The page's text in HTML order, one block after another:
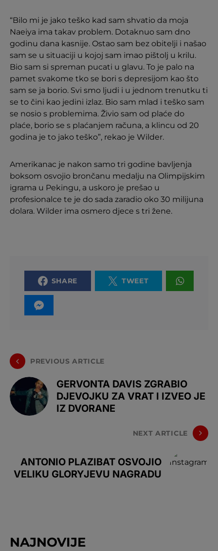
“Bilo mi je jako teško kad sam shvatio da moja
Naeiya ima takav problem. Dotaknuo sam dno
godinu dana kasnije. Ostao sam bez obitelji i našao
sam se u situaciji u kojoj sam imao pištolj u krilu.
Bio sam si spreman pucati u glavu. To je palo na
pamet svakome tko se bori s depresijom kao što
sam se ja borio. Svi smo ljudi i u jednom trenutku ti
se to čini kao jedini izlaz. Bio sam mlad i teško sam
se nosio s problemima. Živio sam od plaće do
plaće, borio se s plaćanjem računa, a klincu od 20
godina je to jako teško”, rekao je Wilder.
Amerikanac je nakon samo tri godine bavljenja
boksom osvojio brončanu medalju na Olimpijskim
igrama u Pekingu, a uskoro je prešao u
profesionalce te je do sada zaradio oko 30 milijuna
dolara. Wilder ima osmero djece s tri žene.
SHARE TWEET
PREVIOUS ARTICLE
GERVONTA DAVIS ZGRABIO
DJEVOJKU ZA VRAT I IZVEO JE
IZ DVORANE
NEXT ARTICLE
ANTONIO PLAZIBAT OSVOJIO
VELIKU GLORYJEVU NAGRADU
NAJNOVIJE